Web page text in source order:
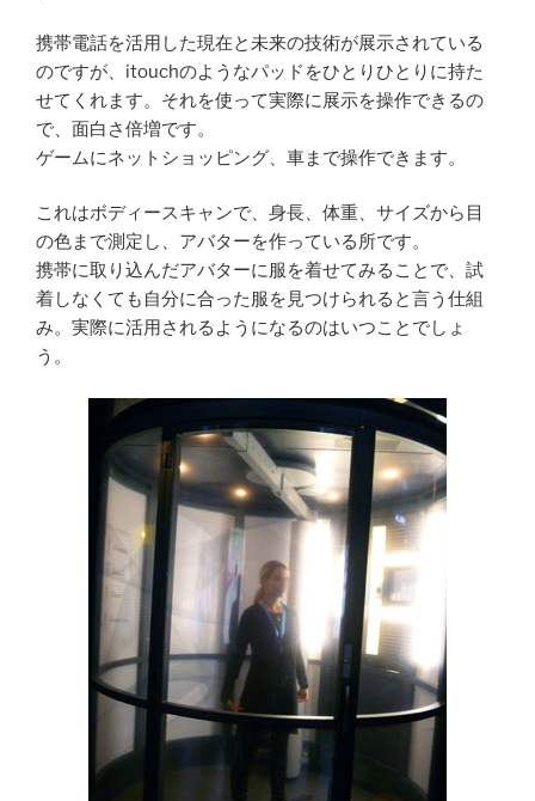
携帯電話を活用した現在と未来の技術が展示されている
のですが、itouchのようなパッドをひとりひとりに持た
せてくれます。それを使って実際に展示を操作できるの
で、面白さ倍増です。
ゲームにネットショッピング、車まで操作できます。
これはボディースキャンで、身長、体重、サイズから目
の色まで測定し、アバターを作っている所です。
携帯に取り込んだアバターに服を着せてみることで、試
着しなくても自分に合った服を見つけられると言う仕組
み。実際に活用されるようになるのはいつことでしょ
う。